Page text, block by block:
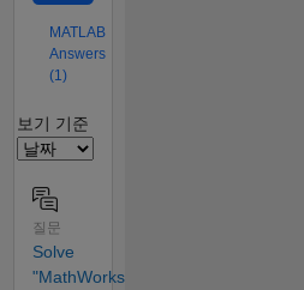
MATLAB
Answers
(1)
Filter2
보기 기준
질문
Solve
"MathWorks